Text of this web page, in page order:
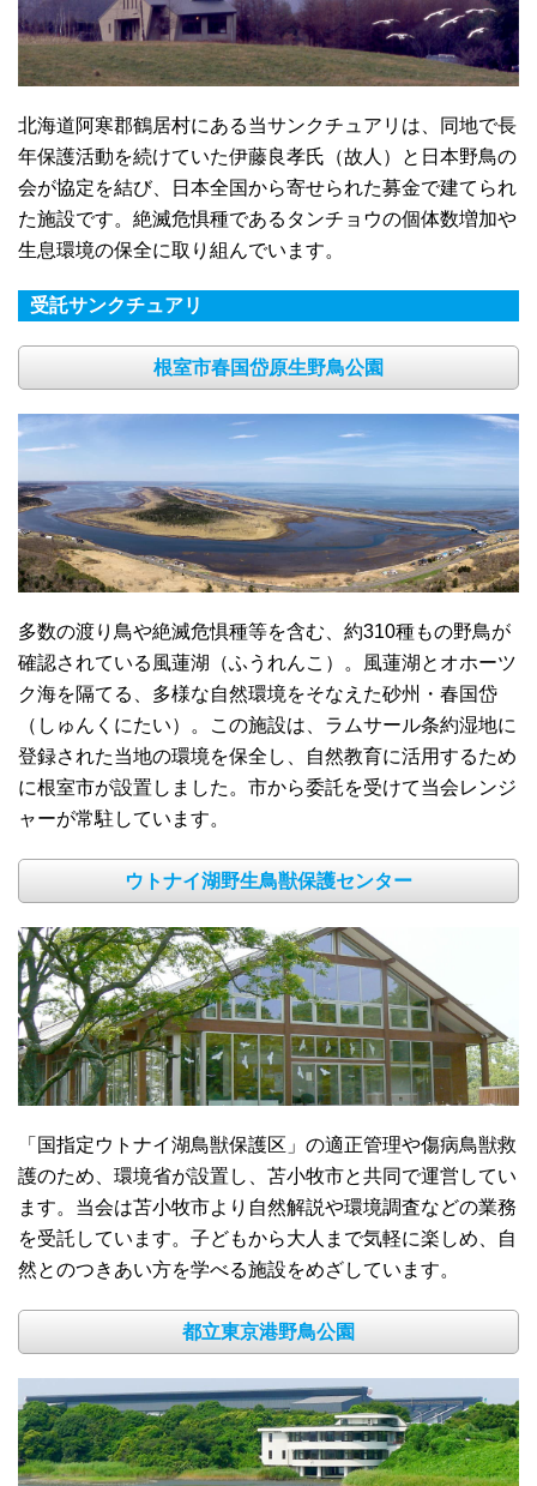
北海道阿寒郡鶴居村にある当サンクチュアリは、同地で長
年保護活動を続けていた伊藤良孝氏（故人）と日本野鳥の
会が協定を結び、日本全国から寄せられた募金で建てられ
た施設です。絶滅危惧種であるタンチョウの個体数増加や
生息環境の保全に取り組んでいます。
受託サンクチュアリ
根室市春国岱原生野鳥公園
多数の渡り鳥や絶滅危惧種等を含む、約310種もの野鳥が
確認されている風蓮湖（ふうれんこ）。風蓮湖とオホーツ
ク海を隔てる、多様な自然環境をそなえた砂州・春国岱
（しゅんくにたい）。この施設は、ラムサール条約湿地に
登録された当地の環境を保全し、自然教育に活用するため
に根室市が設置しました。市から委託を受けて当会レンジ
ャーが常駐しています。
ウトナイ湖野生鳥獣保護センター
「国指定ウトナイ湖鳥獣保護区」の適正管理や傷病鳥獣救
護のため、環境省が設置し、苫小牧市と共同で運営してい
ます。当会は苫小牧市より自然解説や環境調査などの業務
を受託しています。子どもから大人まで気軽に楽しめ、自
然とのつきあい方を学べる施設をめざしています。
都立東京港野鳥公園